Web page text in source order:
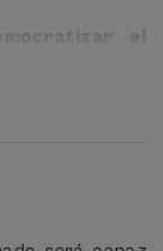
el
Learning
de trabajo